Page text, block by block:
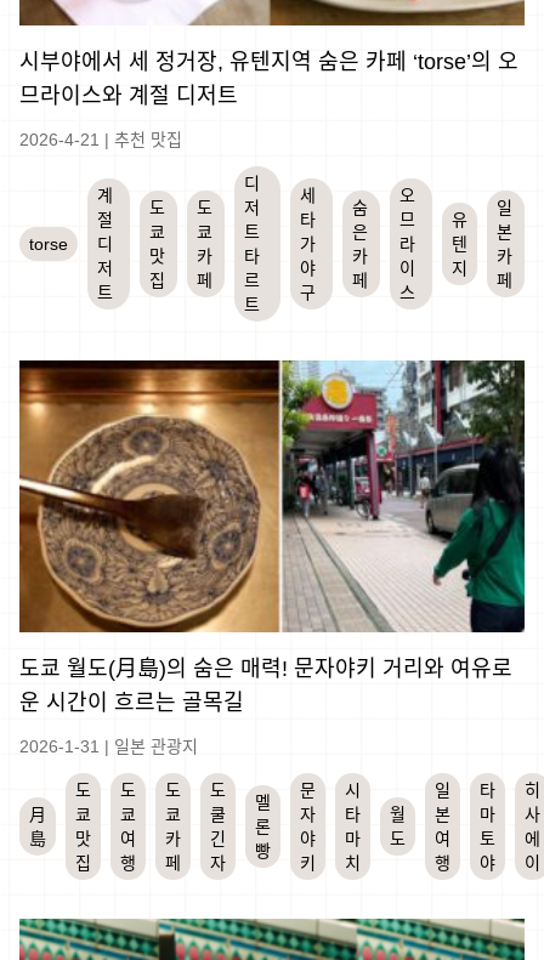
시부야에서 세 정거장, 유텐지역 숨은 카페 ‘torse’의 오
므라이스와 계절 디저트
2026-4-21 | 추천 맛집
torse
계
절
디
저
트
도
쿄
맛
집
도
쿄
카
페
디
저
트
타
르
트
세
타
가
야
구
숨
은
카
페
오
므
라
이
스
유
텐
지
일
본
카
페
도쿄 월도(月島)의 숨은 매력! 문자야키 거리와 여유로
운 시간이 흐르는 골목길
2026-1-31 | 일본 관광지
月
島
도
쿄
맛
집
도
쿄
여
행
도
쿄
카
페
도
쿨
긴
자
멜
론
빵
문
자
야
키
시
타
마
치
월
도
일
본
여
행
타
마
토
야
히
사
에
이